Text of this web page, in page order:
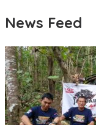
News Feed